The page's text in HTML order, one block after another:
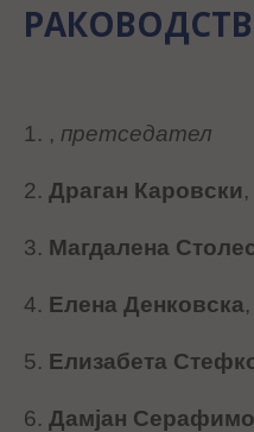
1. , претседател
2. Драган Каровски,
3. Магдалена
4. Елена Денковска
5. Елизабета
6. Дамјан